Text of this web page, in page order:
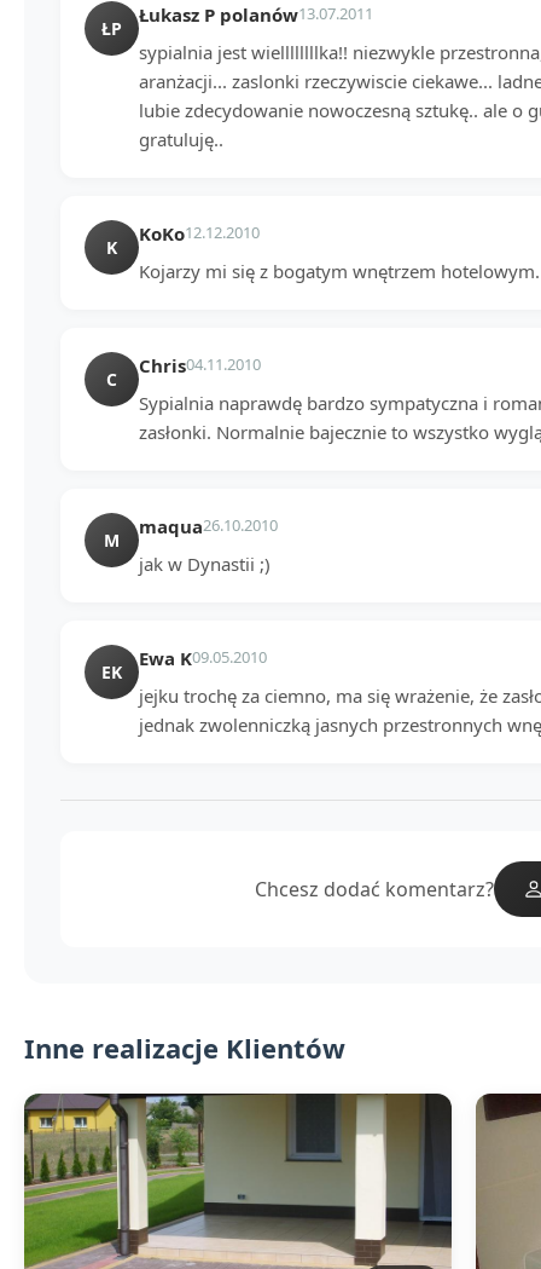
ŁP
Łukasz P polanów13.07.2011
sypialnia jest wiellllllllka!! niezwykle
aranżacji... zaslonki rzeczywiscie ciekawe...
lubie zdecydowanie nowoczesną sztukę.. ale o
gratuluję..
K
KoKo12.12.2010
Kojarzy mi się z bogatym wnętrzem hotelowym.
C
Chris04.11.2010
Sypialnia naprawdę bardzo sympatyczna i
zasłonki. Normalnie bajecznie to wszystko
M
maqua26.10.2010
jak w Dynastii ;)
EK
Ewa K09.05.2010
jejku trochę za ciemno, ma się wrażenie, że
jednak zwolenniczką jasnych przestronnych
Chcesz dodać komentarz?
Inne realizacje Klientów